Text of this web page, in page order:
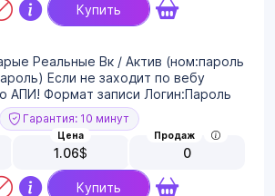
Купить
Реальные Вк / Актив (ном:пароль
Если не заходит по вебу
АПИ! Формат записи Логин:Пароль
Гарантия: 10 минут
Цена
1.06$
Продаж
0
Купить